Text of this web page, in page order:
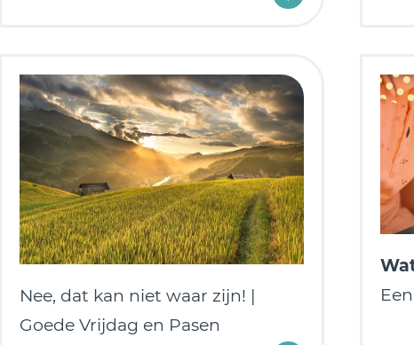
Nee, dat kan niet waar zijn! |
Goede Vrijdag en Pasen